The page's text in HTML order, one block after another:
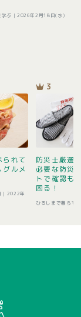
学ぶ | 2026年2月18日(水)
られて
ルメ
| 2022年
3
防災士厳選
必要な防災
トで確認も
困る！
ひろしまで暮らす